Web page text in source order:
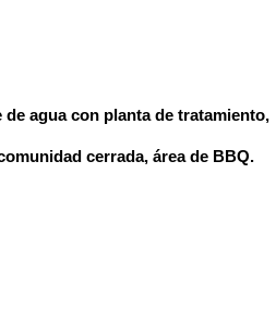
agua con planta de tratamiento,
cerrada, área de BBQ.